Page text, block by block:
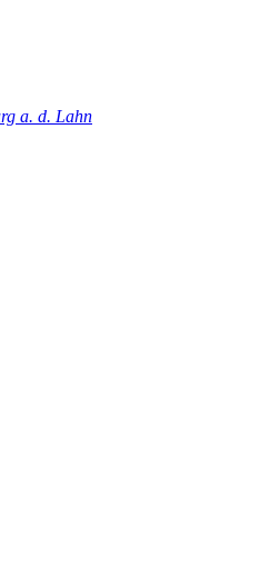
a. d. Lahn